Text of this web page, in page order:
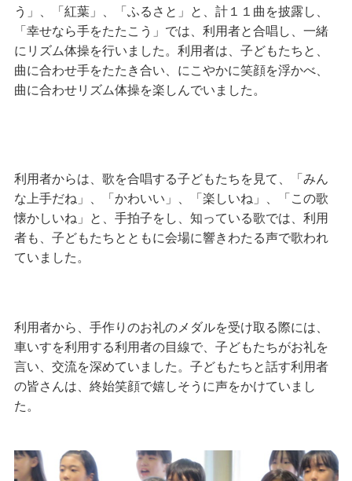
う」、「紅葉」、「ふるさと」と、計１１曲を披露し、
「幸せなら手をたたこう」では、利用者と合唱し、一緒
にリズム体操を行いました。利用者は、子どもたちと、
曲に合わせ手をたたき合い、にこやかに笑顔を浮かべ、
曲に合わせリズム体操を楽しんでいました。
利用者からは、歌を合唱する子どもたちを見て、「みん
な上手だね」、「かわいい」、「楽しいね」、「この歌
懐かしいね」と、手拍子をし、知っている歌では、利用
者も、子どもたちとともに会場に響きわたる声で歌われ
ていました。
利用者から、手作りのお礼のメダルを受け取る際には、
車いすを利用する利用者の目線で、子どもたちがお礼を
言い、交流を深めていました。子どもたちと話す利用者
の皆さんは、終始笑顔で嬉しそうに声をかけていまし
た。